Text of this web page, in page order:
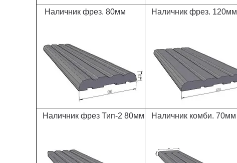
Наличник фрез. 80мм Наличник фрез. 120мм
Наличник фрез Тип-2 80мм Наличник комби. 70мм